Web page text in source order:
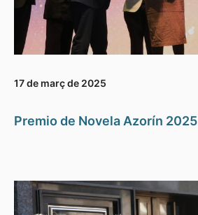
17 de març de 2025
Premio de Novela Azorín 2025